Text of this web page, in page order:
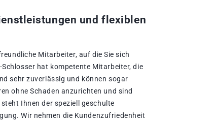
und flexiblen
Mitarbeiter, auf die Sie sich
hat kompetente Mitarbeiter, die
sehr zuverlässig und können sogar
ohne Schaden anzurichten und sind
Ihnen der speziell geschulte
Wir nehmen die Kundenzufriedenheit